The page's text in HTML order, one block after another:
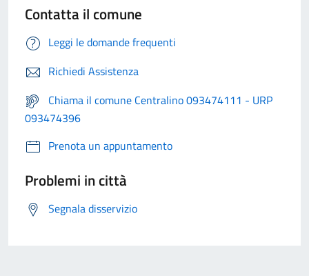
Contatta il comune
Leggi le domande frequenti
Richiedi Assistenza
Chiama il comune Centralino 093474111 - URP
093474396
Prenota un appuntamento
Problemi in città
Segnala disservizio